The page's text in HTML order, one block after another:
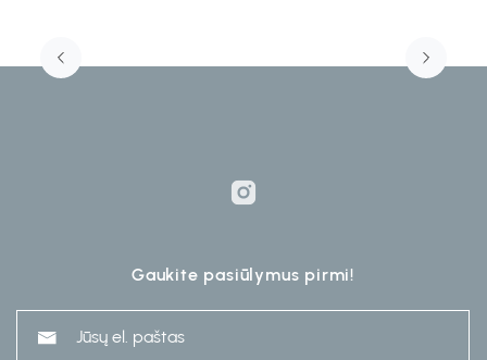
Gaukite pasiūlymus pirmi!